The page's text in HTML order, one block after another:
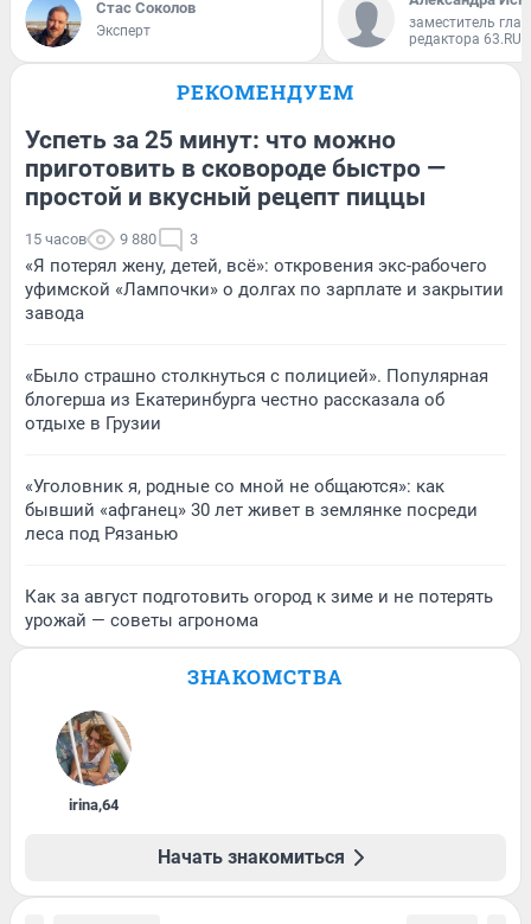
Стас Соколов
Эксперт
заместитель
редактора 63.RU
РЕКОМЕНДУЕМ
Успеть за 25 минут: что можно
приготовить в сковороде быстро —
простой и вкусный рецепт пиццы
15 часов 9 880 3
«Я потерял жену, детей, всё»: откровения экс-рабочего
уфимской «Лампочки» о долгах по зарплате и закрытии
завода
«Было страшно столкнуться с полицией». Популярная
блогерша из Екатеринбурга честно рассказала об
отдыхе в Грузии
«Уголовник я, родные со мной не общаются»: как
бывший «афганец» 30 лет живет в землянке посреди
леса под Рязанью
Как за август подготовить огород к зиме и не потерять
урожай — советы агронома
ЗНАКОМСТВА
irina,64
Начать знакомиться